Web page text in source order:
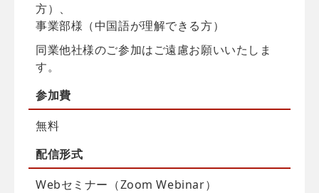
方）、
事業部様（中国語が理解できる方）
同業他社様のご参加はご遠慮お願いいたしま
す。
参加費
無料
配信形式
Webセミナー（Zoom Webinar）